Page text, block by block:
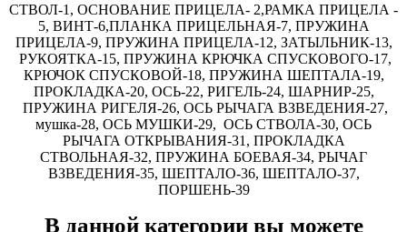
СТВОЛ-1, ОСНОВАНИЕ ПРИЦЕЛА- 2,РАМКА ПРИЦЕЛА -
5, ВИНТ-6,ПЛАНКА ПРИЦЕЛЬНАЯ-7, ПРУЖИНА
ПРИЦЕЛА-9, ПРУЖИНА ПРИЦЕЛА-12, ЗАТЫЛЬНИК-13,
РУКОЯТКА-15, ПРУЖИНА КРЮЧКА СПУСКОВОГО-17,
КРЮЧОК СПУСКОВОЙ-18, ПРУЖИНА ШЕПТАЛА-19,
ПРОКЛАДКА-20, ОСЬ-22, РИГЕЛЬ-24, ШАРНИР-25,
ПРУЖИНА РИГЕЛЯ-26, ОСЬ РЫЧАГА ВЗВЕДЕНИЯ-27,
мушка-28, ОСЬ МУШКИ-29, ОСЬ СТВОЛА-30, ОСЬ
РЫЧАГА ОТКРЫВАНИЯ-31, ПРОКЛАДКА
СТВОЛЬНАЯ-32, ПРУЖИНА БОЕВАЯ-34, РЫЧАГ
ВЗВЕДЕНИЯ-35, ШЕПТАЛО-36, ШЕПТАЛО-37,
ПОРШЕНЬ-39
В данной категории вы можете